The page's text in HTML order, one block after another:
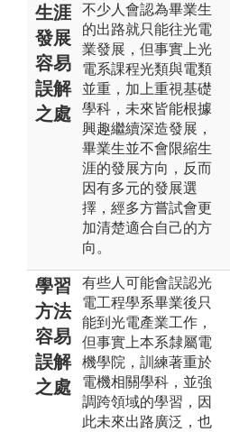
生涯
發展
容易
誤解
之處
不少人會認為畢業生
的出路就只能往光電
業發展，但事實上光
電系課程光類與電類
並重，加上重視基礎
學科，未來皆能根據
興趣繼續深造發展，
畢業生並不會限縮生
涯的發展方向，反而
因有多元的發展選
擇，經多方嘗試會更
加清楚適合自己的方
向。
學習
方法
容易
誤解
之處
有些人可能會誤認光
電工程學系畢業後只
能到光電產業工作，
但事實上本系隸屬電
機學院，訓練著重於
電機相關學科，並強
調跨領域的學習，因
此未來出路廣泛，也